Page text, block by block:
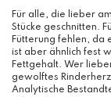
Für alle, die lieber
Stücke geschnitten.
Fütterung fehlen, da
ist aber ähnlich fest
Fettgehalt. Wer
gewolftes
Analytische